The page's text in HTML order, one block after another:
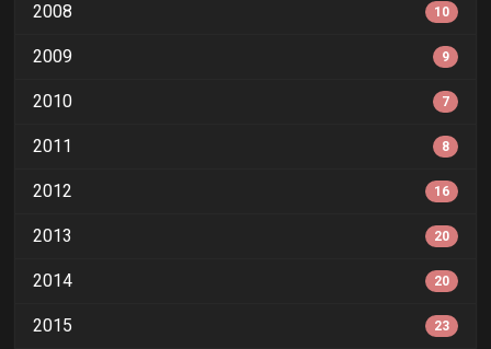
2008 10
2009 9
2010 7
2011 8
2012 16
2013 20
2014 20
2015 23